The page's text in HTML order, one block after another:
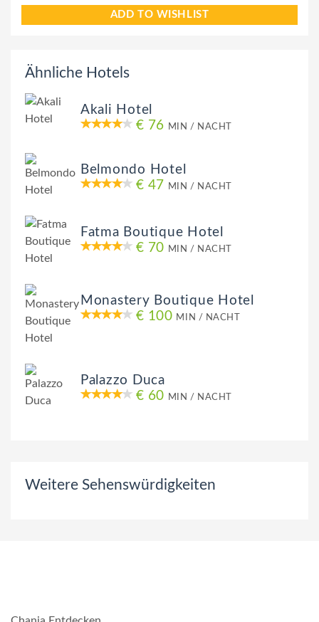
ADD TO WISHLIST
Ähnliche Hotels
Akali Hotel
€ 76 MIN / NACHT
Belmondo Hotel
€ 47
MIN / NACHT
Fatma Boutique Hotel
€ 70 MIN / NACHT
Monastery Boutique Hotel
€ 100 MIN / NACHT
Palazzo Duca
€ 60 MIN / NACHT
Weitere Sehenswürdigkeiten